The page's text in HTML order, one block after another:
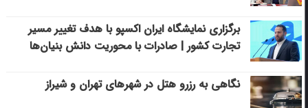
برگزاری نمایشگاه ایران اکسپو با هدف تغییر مسیر
تجارت کشور | صادرات با محوریت دانش بنیان‌ها
نگاهی به رزرو هتل در شهرهای تهران و شیراز